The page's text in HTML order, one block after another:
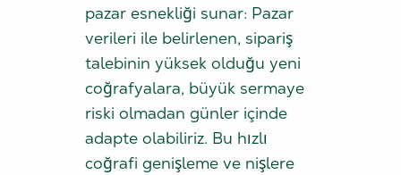
pazar esnekliği sunar: Pazar
verileri ile belirlenen, sipariş
talebinin yüksek olduğu yeni
coğrafyalara, büyük sermaye
riski olmadan günler içinde
adapte olabiliriz. Bu hızlı
coğrafi genişleme ve nişlere